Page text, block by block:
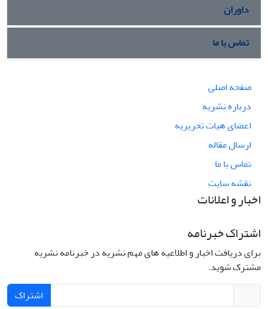
داوران
تماس با ما
صفحه اصلی
درباره نشریه
اعضای هیات تحریریه
ارسال مقاله
تماس با ما
نقشه سایت
اخبار و اعلانات
اشتراک خبرنامه
برای دریافت اخبار و اطلاعیه های مهم نشریه در خبرنامه نشریه
مشترک شوید.
اشتراک